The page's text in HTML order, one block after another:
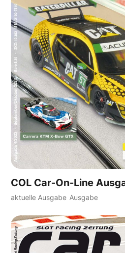
COL Car-On-Line
aktuelle Ausgabe Ausgabe